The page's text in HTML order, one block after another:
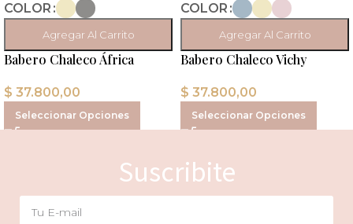
COLOR
Agregar Al Carrito
Babero Chaleco África
$ 37.800,00
Seleccionar Opciones
COLOR
Agregar Al Carrito
Babero Chaleco Vichy
$ 37.800,00
Seleccionar Opciones
Suscribite